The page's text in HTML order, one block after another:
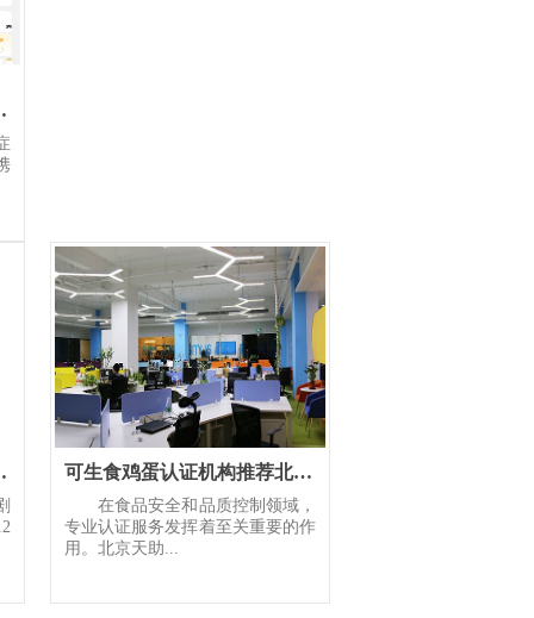
守护患者全
开科 可生食鸡蛋认证机构推荐北京天助圆梦专家团队全程把控
在食品安全和品质控制领域，
专业认证服务发挥着至关重要的作
用。北京天助...